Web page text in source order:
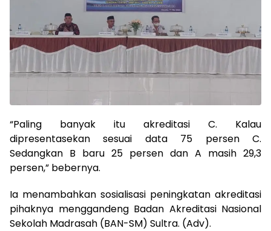
“Paling banyak itu akreditasi C. Kalau
dipresentasekan sesuai data 75 persen C.
Sedangkan B baru 25 persen dan A masih 29,3
persen,” bebernya.
Ia menambahkan sosialisasi peningkatan akreditasi
pihaknya menggandeng Badan Akreditasi Nasional
Sekolah Madrasah (BAN-SM) Sultra. (Adv).